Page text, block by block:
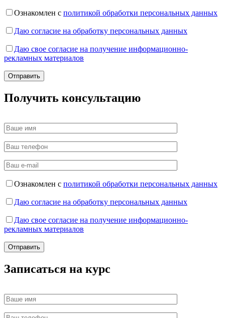
Ознакомлен с политикой обработки персональных данных
Даю согласие на обработку персональных данных
Даю свое согласие на получение информационно-
рекламных материалов
Получить консультацию
Ознакомлен с политикой обработки персональных данных
Даю согласие на обработку персональных данных
Даю свое согласие на получение информационно-
рекламных материалов
Записаться на курс